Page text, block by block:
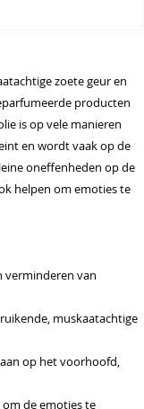
zoete geur en
producten
is op vele manieren
en wordt vaak op de
oneffenheden op de
helpen om emoties te
verminderen van
muskaatachtige
op het voorhoofd,
de emoties te